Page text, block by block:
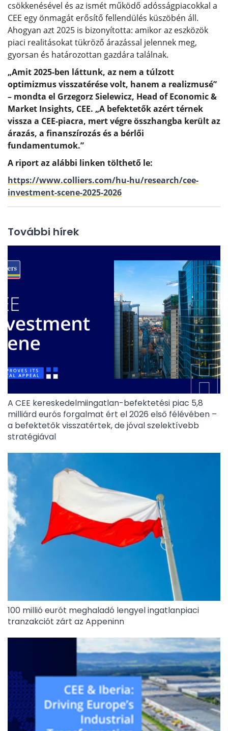
csökkenésével és az ismét működő adósságpiacokkal a
CEE egy önmagát erősítő fellendülés küszöbén áll.
Ahogyan azt 2025 is bizonyította: amikor az eszközök
piaci realitásokat tükröző árazással jelennek meg,
gyorsan és határozottan gazdára találnak.
„Amit 2025-ben láttunk, az nem a túlzott
optimizmus visszatérése volt, hanem a realizmusé”
– mondta el Grzegorz Sielewicz, Head of Economic &
Market Insights, CEE. „A befektetők azért térnek
vissza a CEE-piacra, mert végre összhangba került az
árazás, a finanszírozás és a bérlői
fundamentumok.”
A riport az alábbi linken tölthető le:
https://www.colliers.com/hu-hu/research/cee-
investment-scene-2025-2026
További hírek
A CEE kereskedelmiingatlan-befektetési piac 5,8
milliárd eurós forgalmat ért el 2026 első félévében –
a befektetők visszatértek, de jóval szelektívebb
stratégiával
100 millió eurót meghaladó lengyel ingatlanpiaci
tranzakciót zárt az Appeninn